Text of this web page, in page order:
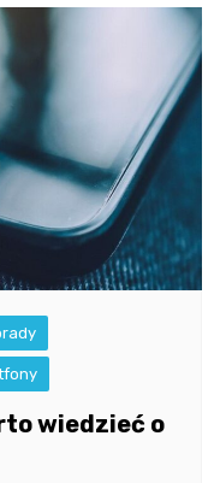
wiedzieć o